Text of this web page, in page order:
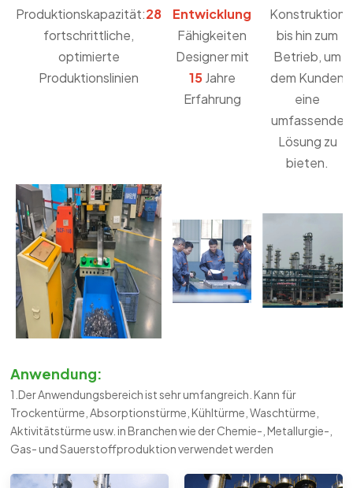
Produktionskapazität:28
fortschrittliche,
optimierte
Produktionslinien
Entwicklung
Fähigkeiten
Designer mit
15Jahre
Erfahrung
Konstruktion
bis hin zum
Betrieb, um
dem Kunden
eine
umfassende
Lösung zu
bieten.
Anwendung:
1.Der Anwendungsbereich ist sehr umfangreich. Kann für
Trockentürme, Absorptionstürme, Kühltürme, Waschtürme,
Aktivitätstürme usw. in Branchen wie der Chemie-, Metallurgie-,
Gas- und Sauerstoffproduktion verwendet werden